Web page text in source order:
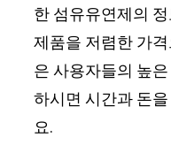
한 섬유유연제의
제품을 저렴한 가
은 사용자들의 높
하시면 시간과 돈
요.